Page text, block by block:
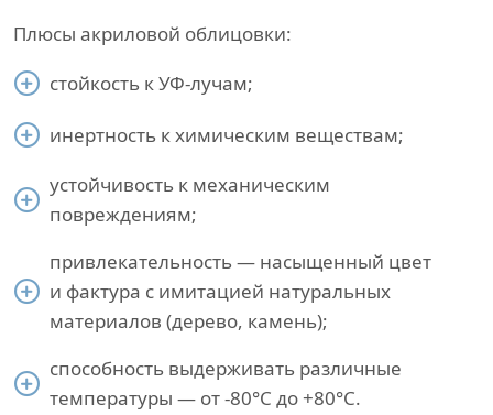
Плюсы акриловой облицовки:
стойкость к УФ-лучам;
инертность к химическим веществам;
устойчивость к механическим
повреждениям;
привлекательность — насыщенный цвет
и фактура с имитацией натуральных
материалов (дерево, камень);
способность выдерживать различные
температуры — от -80°С до +80°С.